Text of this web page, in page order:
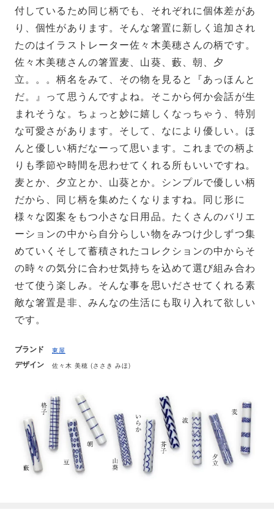
付しているため同じ柄でも、それぞれに個体差があ
り、個性があります。そんな箸置に新しく追加され
たのはイラストレーター佐々木美穂さんの柄です。
佐々木美穂さんの箸置麦、山葵、藪、朝、夕
立。。。柄名をみて、その物を見ると『あっほんと
だ。』って思うんですよね。そこから何か会話が生
まれそうな。ちょっと妙に嬉しくなっちゃう、特別
な可愛さがあります。そして、なにより優しい。ほ
んと優しい柄だなーって思います。これまでの柄よ
りも季節や時間を思わせてくれる所もいいですね。
麦とか、夕立とか、山葵とか。シンプルで優しい柄
だから、同じ柄を集めたくなりますね。同じ形に
様々な図案をもつ小さな日用品。たくさんのバリエ
ーションの中から自分らしい物をみつけ少しずつ集
めていくそして蓄積されたコレクションの中からそ
の時々の気分に合わせ気持ちを込めて選び組み合わ
せて使う楽しみ。そんな事を思いださせてくれる素
敵な箸置是非、みんなの生活にも取り入れて欲しい
です。
ブランド 東屋
デザイン 佐々木 美穂 (ささき みほ)